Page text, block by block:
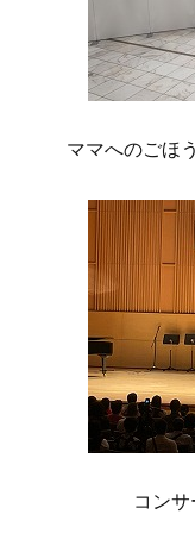
ママへのごほ
コン